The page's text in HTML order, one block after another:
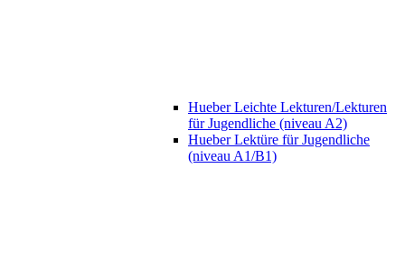
Hueber Leichte Lekturen/Lekturen
für Jugendliche (niveau A2)
Hueber Lektüre für Jugendliche
(niveau A1/B1)